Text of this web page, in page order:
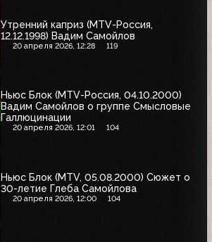
Утренний каприз (MTV-Россия,
12.12.1998) Вадим Самойлов
20 апреля 2026, 12:28 119
Ньюс Блок (MTV-Россия, 04.10.2000)
Вадим Самойлов о группе Смысловые
Галлюцинации
20 апреля 2026, 12:01 104
Ньюс Блок (MTV, 05.08.2000) Сюжет о
30-летие Глеба Самойлова
20 апреля 2026, 12:00 104